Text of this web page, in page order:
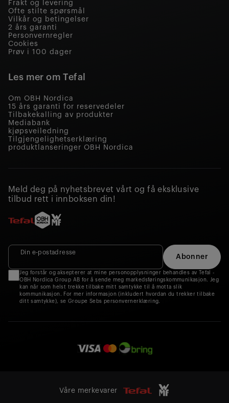
Frakt og levering
Ofte stilte spørsmål
Vilkår og betingelser
2 års garanti
Personvernregler
Cookies
Prøv i 100 dager
Les mer om Tefal
Om OBH Nordica
15 års garanti for reservedeler
Tilbakekalling av produkter
Mediabank
kjøpsveiledning
Tilgjengelighetserklæring
produktlanseringer OBH Nordica
Meld deg på nyhetsbrevet vårt og få eksklusive
tilbud rett i innboksen din!
Din e‑postadresse
Abonner
Jeg forstår og aksepterer at mine personopplysninger behandles av Tefal -
OBH Nordica Group AB for å sende meg markedsføringskommunikasjon. Jeg
kan når som helst trekke tilbake mitt samtykke til å motta slik
kommunikasjon. For mer informasjon (inkludert hvordan du trekker tilbake
ditt samtykke), se Groupe Sebs personvernerklæring.
Våre merkevarer